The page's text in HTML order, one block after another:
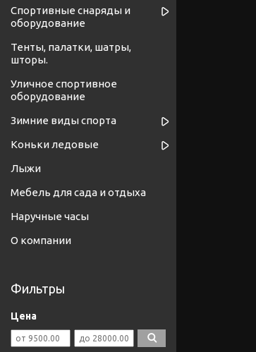
Спортивные снаряды и
оборудование
Тенты, палатки, шатры,
шторы.
Уличное спортивное
оборудование
Зимние виды спорта
Коньки ледовые
Лыжи
Мебель для сада и отдыха
Наручные часы
О компании
Фильтры
Цена